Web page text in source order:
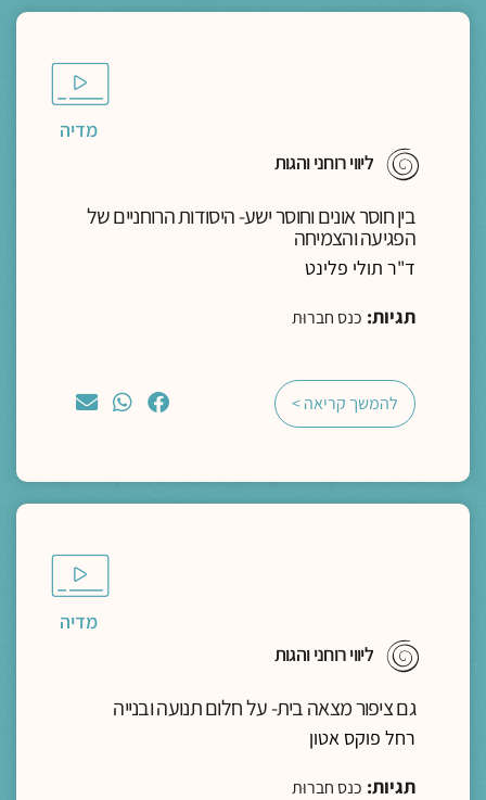
מדיה
ליווי רוחני והגות
בין חוסר אונים וחוסר ישע- היסודות הרוחניים של
הפגיעה והצמיחה
ד"ר תולי פלינט
תגיות: כנס חברוּת
להמשך קריאה >
מדיה
ליווי רוחני והגות
גם ציפור מצאה בית- על חלום תנועה ובנייה
רחל פוקס אטון
תגיות: כנס חברוּת